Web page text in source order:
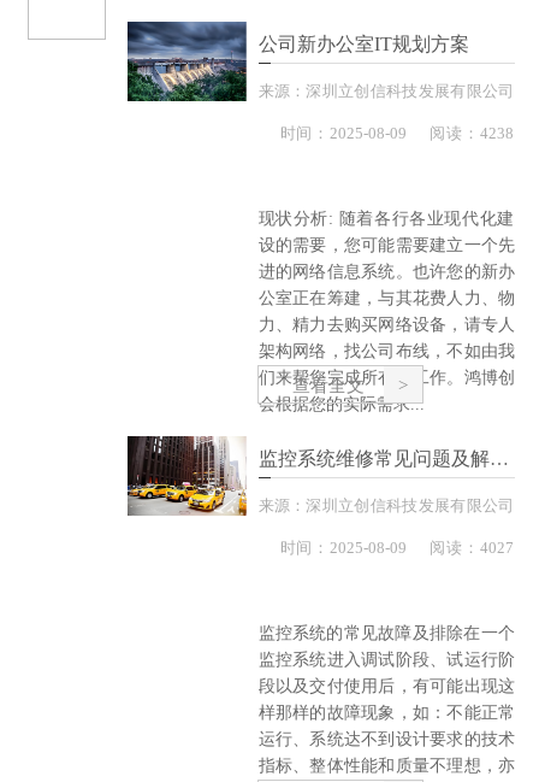
公司新办公室IT规划方案
来源：深圳立创信科技发展有限公司
时间：2025-08-09 阅读：4238
现状分析: 随着各行各业现代化建
设的需要，您可能需要建立一个先
进的网络信息系统。也许您的新办
公室正在筹建，与其花费人力、物
力、精力去购买网络设备，请专人
架构网络，找公司布线，不如由我
们来帮您完成所有的工作。鸿博创
会根据您的实际需求...
查看全文
监控系统维修常见问题及解决方法
来源：深圳立创信科技发展有限公司
时间：2025-08-09 阅读：4027
监控系统的常见故障及排除在一个
监控系统进入调试阶段、试运行阶
段以及交付使用后，有可能出现这
样那样的故障现象，如：不能正常
运行、系统达不到设计要求的技术
指标、整体性能和质量不理想，亦